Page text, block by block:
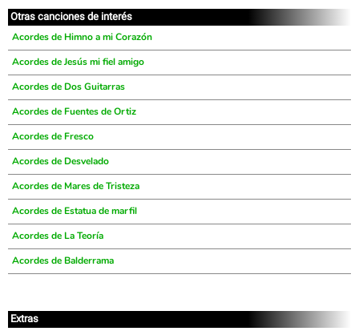
Otras canciones de interés
Acordes de Himno a mi Corazón
Acordes de Jesús mi fiel amigo
Acordes de Dos Guitarras
Acordes de Fuentes de Ortiz
Acordes de Fresco
Acordes de Desvelado
Acordes de Mares de Tristeza
Acordes de Estatua de marfil
Acordes de La Teoría
Acordes de Balderrama
Extras